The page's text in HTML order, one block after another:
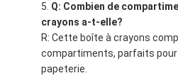
Q: Combien de
crayons a-t-elle?
R: Cette boîte à crayons
compartiments, parfaits
papeterie.